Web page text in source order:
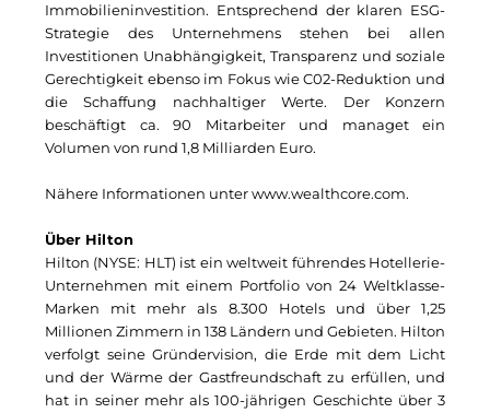
IGENUS Immobilien
Initiative Central Quartier
KERNenergie
Malerei & Auftragsmalerei Nikolaus Kriese
Munich Art District (MAD)
MünchenBau
Münchner Wohnen
Immobilieninvestition. Entsprechend der klaren ESG-
Strategie des Unternehmens stehen bei allen
Investitionen Unabhängigkeit, Transparenz und soziale
Gerechtigkeit ebenso im Fokus wie C02-Reduktion und
die Schaffung nachhaltiger Werte. Der Konzern
beschäftigt ca. 90 Mitarbeiter und managet ein
Volumen von rund 1,8 Milliarden Euro.
Nähere Informationen unterwww.wealthcore.com.
Über Hilton
Hilton (NYSE: HLT) ist ein weltweit führendes Hotellerie-
Unternehmen mit einem Portfolio von 24 Weltklasse-
Marken mit mehr als 8.300 Hotels und über 1,25
Millionen Zimmern in 138 Ländern und Gebieten. Hilton
verfolgt seine Gründervision, die Erde mit dem Licht
und der Wärme der Gastfreundschaft zu erfüllen, und
hat in seiner mehr als 100-jährigen Geschichte über 3